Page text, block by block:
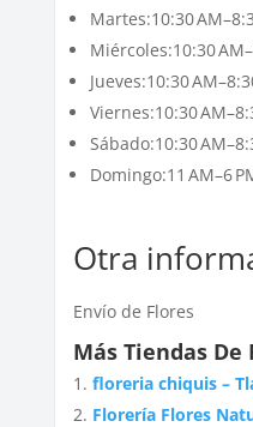
Martes:10:30
Miércoles:10:30
Jueves:10:30
Viernes:10:30
Sábado:10:30
Domingo:11 AM–6
Otra
Envío de Flores
Más Tiendas De
floreria chiquis –
Florería Flores